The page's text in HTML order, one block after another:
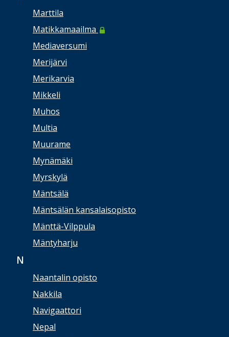
Marttila
Matikkamaailma
Mediaversumi
Merijärvi
Merikarvia
Mikkeli
Muhos
Multia
Muurame
Mynämäki
Myrskylä
Mäntsälä
Mäntsälän kansalaisopisto
Mänttä-Vilppula
Mäntyharju
N
Naantalin opisto
Nakkila
Navigaattori
Nepal